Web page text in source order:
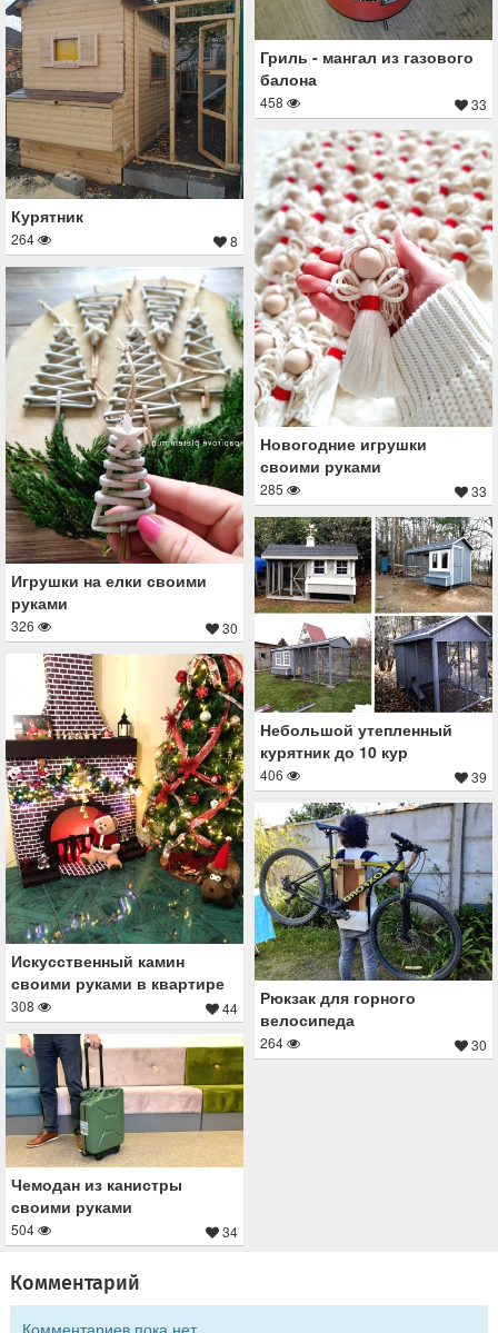
Гриль - мангал из газового
балона
458 33
Курятник
264 8
Новогодние игрушки
своими руками
285 33
Игрушки на елки своими
руками
326 30
Небольшой утепленный
курятник до 10 кур
406 39
Искусственный камин
своими руками в квартире
308 44
Рюкзак для горного
велосипеда
264 30
Чемодан из канистры
своими руками
504 34
Комментарий